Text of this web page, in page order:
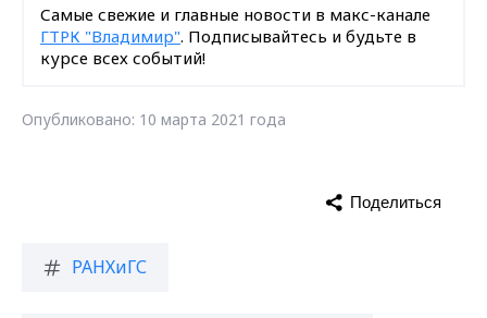
Самые свежие и главные новости в макс-канале
ГТРК "Владимир". Подписывайтесь и будьте в
курсе всех событий!
Опубликовано: 10 марта 2021 года
РАНХиГС
Поделиться